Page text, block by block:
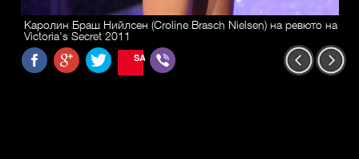
Каролин Браш Нийлсен (Croline Brasch Nielsen) на ревюто на
Victoria's Secret 2011
SAVE